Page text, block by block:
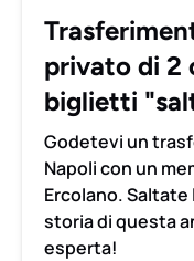
ore
Ercolano
biglietti
"salta
fila"
privato di 2
biglietti
Godetevi un
Napoli con un
Ercolano.
storia di questa
esperta!